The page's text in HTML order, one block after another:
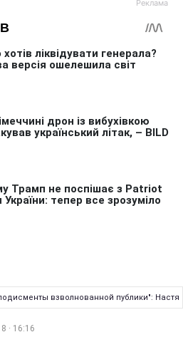
взволнованной публики":
· 16:16